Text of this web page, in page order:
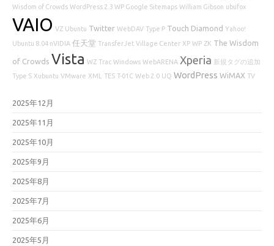
Wisdom of Crowds WordPress 2.3 WP Google Sitemaps William Gibson ubufox
VAIO VZ Ubuntu Twitter WebDAV Type P Touch Diamond Yahoo!
Ubuntu 8.04 nVIDIA 任天堂 TransferJet Village Center XP WP ZK The Wisdom
of Crowds Vista WZ Trac Windows WebARENA Xperia 新規タグの追加
Type S Xubuntu VMware XML TES T-01C Web 2.0 UQ WordPress WiMAX TV
2025年12月
2025年11月
2025年10月
2025年9月
2025年8月
2025年7月
2025年6月
2025年5月